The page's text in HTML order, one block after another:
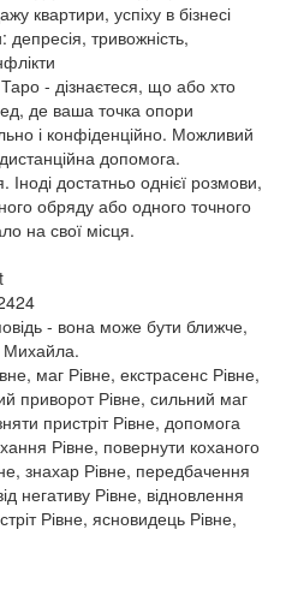
квартири, успіху в бізнесі
тривожність,
- дізнаєтеся, що або хто
де ваша точка опори
і конфіденційно. Можливий
допомога.
достатньо однієї розмови,
обряду або одного точного
на свої місця.
- вона може бути ближче,
Михайла.
маг Рівне, екстрасенс Рівне,
приворот Рівне, сильний маг
пристріт Рівне, допомога
Рівне, повернути коханого
знахар Рівне, передбачення
негативу Рівне, відновлення
Рівне, ясновидець Рівне,